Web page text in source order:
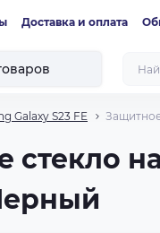
Доставка и оплата
Galaxy S23 FE
стекло